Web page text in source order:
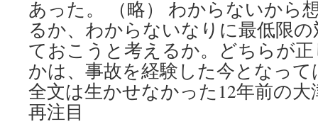
あった。 （略） わからないから
るか、わからないなりに最低限
ておこうと考えるか。どちらが
かは、事故を経験した今となっ
全文は生かせなかった12年前の大
再注目